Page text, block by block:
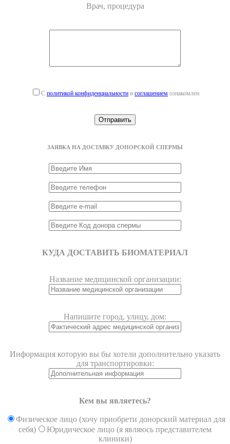
Врач, процедура
С политикой конфиденциальности и соглашением ознакомлен
ЗАЯВКА НА ДОСТАВКУ ДОНОРСКОЙ СПЕРМЫ
КУДА ДОСТАВИТЬ БИОМАТЕРИАЛ
Название медицинской организации:
Напишите город, улицу, дом:
Информация которую вы бы хотели дополнительно указать
для транспортировки:
Кем вы являетесь?
Физическое лицо (хочу приобрети донорский материал для
себя)
Юридическое лицо (я являюсь представителем
клиники)